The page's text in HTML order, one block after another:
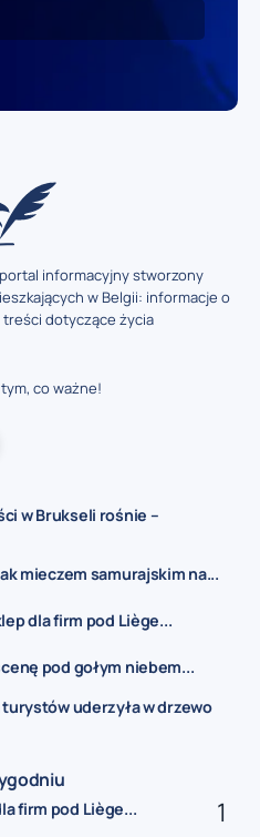
informacyjny stworzony
w Belgii: informacje o
treści dotyczące życia
co ważne!
w Brukseli rośnie –
mieczem samurajskim na...
dla firm pod Liège...
pod gołym niebem...
uderzyła w drzewo
firm pod Liège...